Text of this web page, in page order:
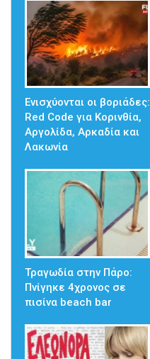
Ενισχύονται οι βοριάδες:
Red Code για Κορινθία,
Αργολίδα, Αρκαδία και
Λακωνία
Τραγωδία στην Πάρο:
Πνίγηκε 4χρονος σε
πισίνα beach bar